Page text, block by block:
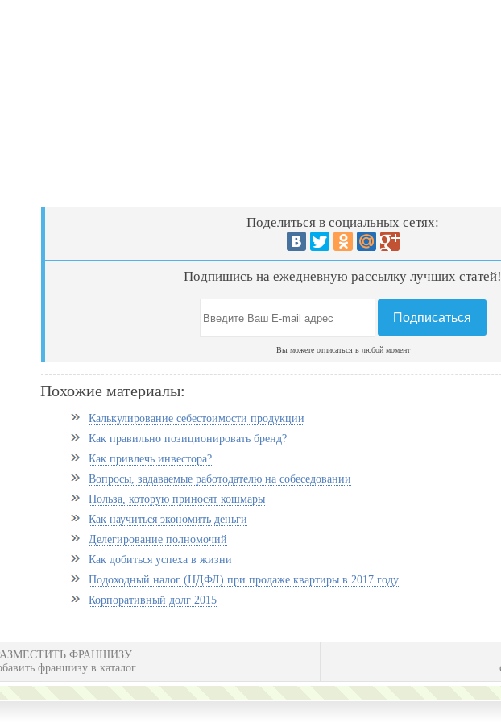
Поделиться в социальных сетях:
Подпишись на ежедневную рассылку лучших
Вы можете отписаться в любой момент
Похожие материалы:
Калькулирование себестоимости продукции
Как правильно позиционировать бренд?
Как привлечь инвестора?
Вопросы, задаваемые работодателю на собеседовании
Польза, которую приносят кошмары
Как научиться экономить деньги
Делегирование полномочий
Как добиться успеха в жизни
Подоходный налог (НДФЛ) при продаже квартиры в 2017 году
Корпоративный долг 2015
ФРАНШИЗУ
франшизу в каталог